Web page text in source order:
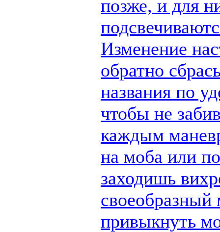
позже, и для
Изменение
обратно
названия по
чтобы не
каждым
на моба или
заходишь
своеобразный
привыкнуть